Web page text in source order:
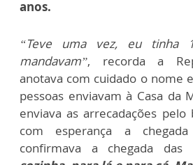
anos.
“Teve uma vez, eu tinha
mandavam”, recorda a
anotava com cuidado o nome
pessoas enviavam à Casa da
enviava as arrecadações pelo
com esperança a
confirmava a chegada das